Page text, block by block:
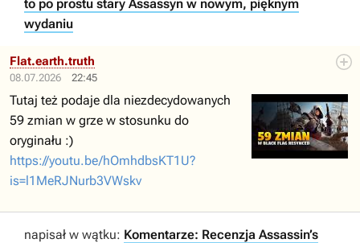
to po prostu stary Assassyn w nowym, pięknym
wydaniu
08.07.2026 22:45
Flat.earth.truth
Tutaj też podaje dla niezdecydowanych
59 zmian w grze w stosunku do
oryginału :)
https://youtu.be/hOmhdbsKT1U?
is=l1MeRJNurb3VWskv
napisał w wątku: Komentarze: Recenzja Assassin’s